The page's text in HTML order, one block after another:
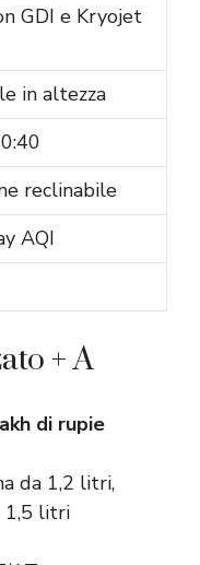
GDI e Kryojet
in altezza
reclinabile
AQI
+ A
di rupie
da 1,2 litri,
1,5 litri